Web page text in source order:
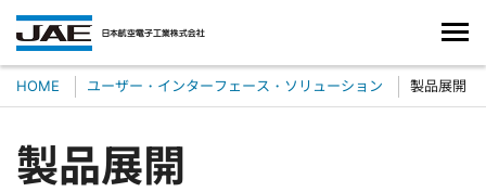
HOME ユーザー・インターフェース・ソリューション 製品展開
製品展開